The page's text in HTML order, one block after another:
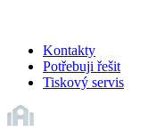
Kontakty
Potřebuji řešit
Tiskový servis